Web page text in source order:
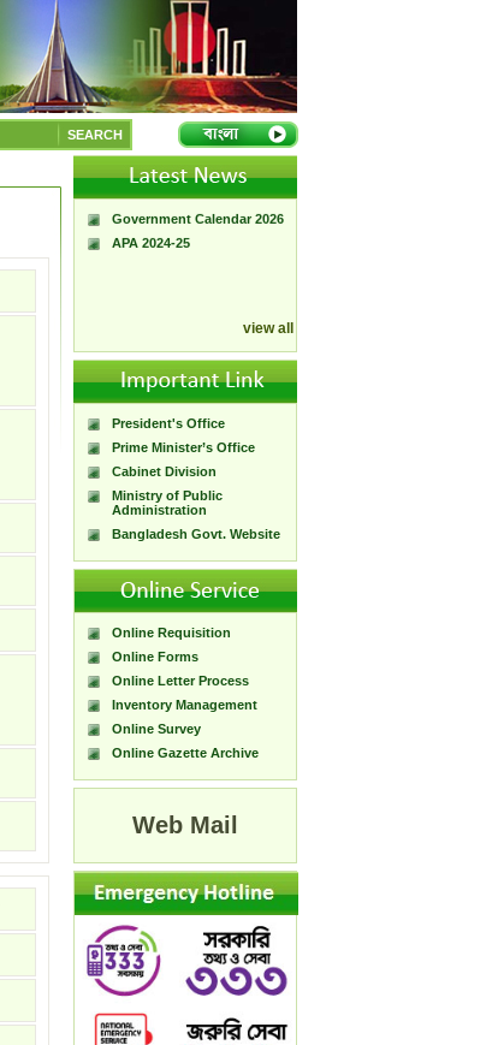
SEARCH
A Handbook of
Government Press
Citizen Charter of
Bangladesh Government
Press
Government Calendar 2026
APA 2024-25
view all
President's Office
Prime Minister’s Office
Cabinet Division
Ministry of Public
Administration
Bangladesh Govt. Website
Online Requisition
Online Forms
Online Letter Process
Inventory Management
Online Survey
Online Gazette Archive
Web Mail